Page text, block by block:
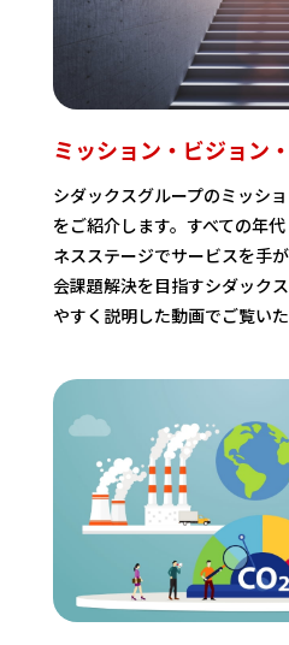
ミッション・ビジョン
シダックスグループのミッシ
をご紹介します。すべての年
ネスステージでサービスを手
会課題解決を目指すシダック
やすく説明した動画でご覧いた